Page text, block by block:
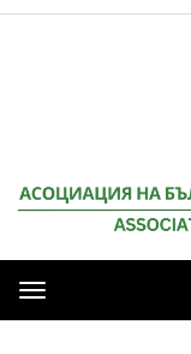
Мобилна
навигация